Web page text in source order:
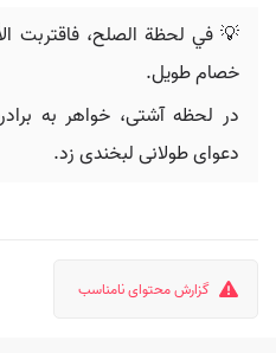
💡 في لحظة الصلح، فاقتربت
خصام طويل.
در لحظه آشتی، خواهر به
دعوای طولانی لبخندی زد.
گزارش محتوای نامناسب